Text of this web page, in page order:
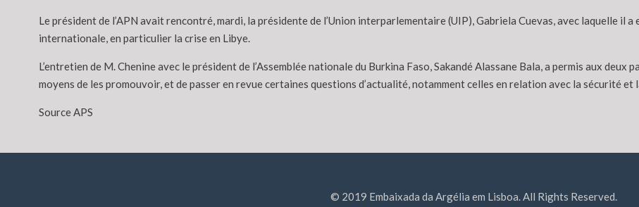
Le président de l’APN avait rencontré, mardi, la présidente de l’Union interparlementaire (UIP), Gabriela Cuevas, avec laquelle il
internationale, en particulier la crise en Libye.
L’entretien de M. Chenine avec le président de l’Assemblée nationale du Burkina Faso, Sakandé Alassane Bala, a permis aux
moyens de les promouvoir, et de passer en revue certaines questions d’actualité, notamment celles en relation avec la sécurité
Source APS
© 2019 Embaixada da Argélia em Lisboa. All Rights Reserved.